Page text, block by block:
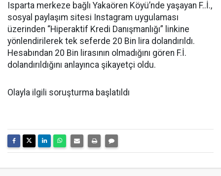
Isparta merkeze bağlı Yakaören Köyü’nde yaşayan F..İ.,
sosyal paylaşım sitesi Instagram uygulaması
üzerinden “Hiperaktif Kredi Danışmanlığı” linkine
yönlendirilerek tek seferde 20 Bin lira dolandırıldı.
Hesabından 20 Bin lirasının olmadığını gören F.İ.
dolandırıldığını anlayınca şikayetçi oldu.
Olayla ilgili soruşturma başlatıldı